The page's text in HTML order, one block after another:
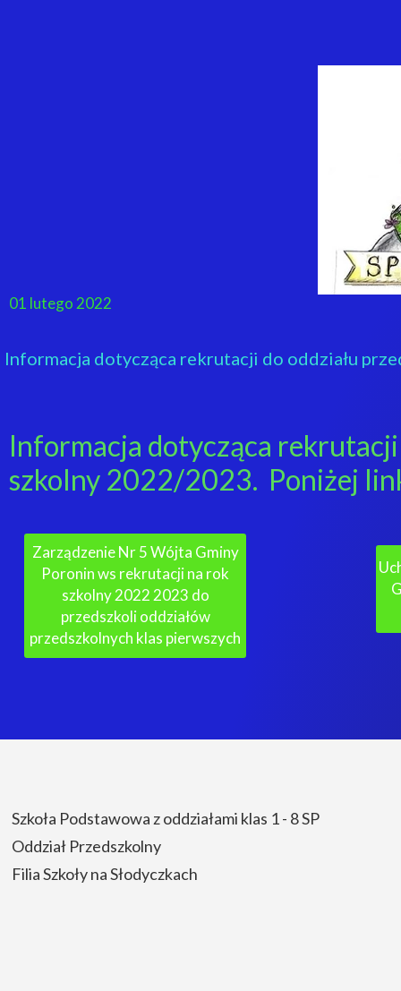
Zarządzenie Nr 5 Wójta Gminy
Poronin ws rekrutacji na rok
szkolny 2022 2023 do
przedszkoli oddziałów
przedszkolnych klas pierwszych
01 lutego 2022
Informacja dotycząca rekrutacji do oddziału
Informacja dotycząca
szkolny 2022/2023. Poniżej
Szkoła Podstawowa z oddziałami klas 1 - 8 SP
Oddział Przedszkolny
Filia Szkoły na Słodyczkach